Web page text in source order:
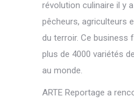
révolution culinaire il y
pêcheurs, agriculteurs
du terroir. Ce business
plus de 4000 variétés
au monde.
ARTE Reportage a